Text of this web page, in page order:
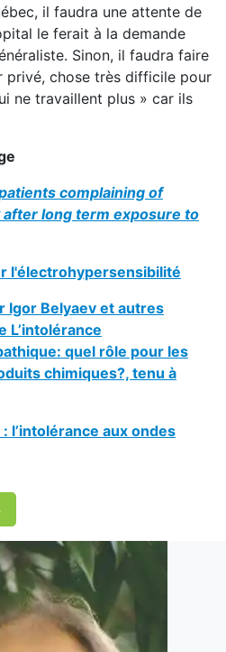
il faudra une attente de
le ferait à la demande
Sinon, il faudra faire
privé, chose très difficile pour
ne travaillent plus » car ils
complaining of
long term exposure to
l'électrohypersensibilité
Igor Belyaev et autres
L’intolérance
quel rôle pour les
chimiques?, tenu à
l’intolérance aux ondes